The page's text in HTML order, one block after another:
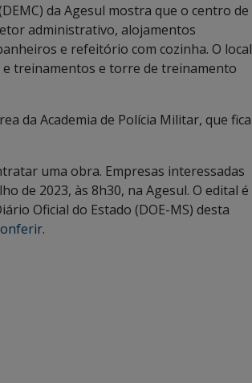
da Agesul mostra que o centro de
administrativo, alojamentos
e refeitório com cozinha. O local
treinamentos e torre de treinamento
da Academia de Polícia Militar, que fica
uma obra. Empresas interessadas
de 2023, às 8h30, na Agesul. O edital é
Oficial do Estado (DOE-MS) desta
.